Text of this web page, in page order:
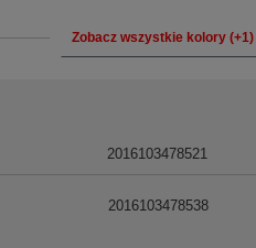
Zobacz wszystkie kolory (+1)
2016103478521
2016103478538